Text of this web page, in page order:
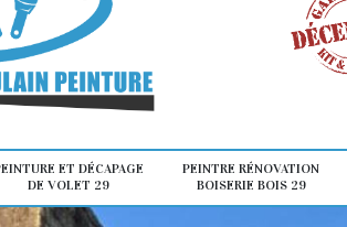
ET DÉCAPAGE
DE VOLET 29
PEINTRE RÉNOVATION
BOISERIE BOIS 29